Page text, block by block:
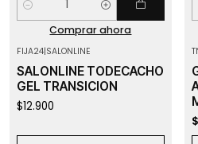
Cantidad
Comprar ahora
FIJA24|SALONLINE
SALONLINE TODECACHO
GEL TRANSICION
$12.900